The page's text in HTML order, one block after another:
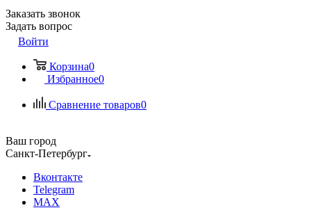
Заказать звонок
Задать вопрос
Войти
Корзина0
Избранное0
Сравнение товаров0
Ваш город
Санкт-Петербург
Вконтакте
Telegram
MAX